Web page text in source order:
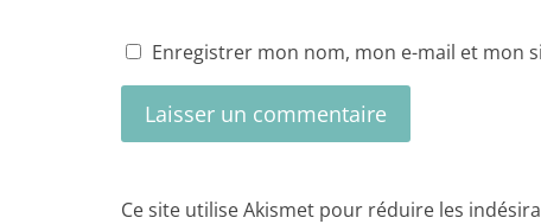
Enregistrer mon nom, mon e-mail et mon
Ce site utilise Akismet pour réduire les